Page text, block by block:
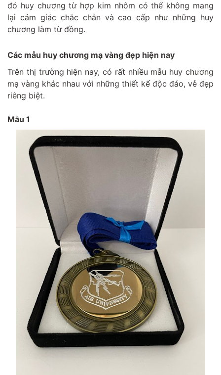
đó huy chương từ hợp kim nhôm có thể không mang
lại cảm giác chắc chắn và cao cấp như những huy
chương làm từ đồng.
Các mẫu huy chương mạ vàng đẹp hiện nay
Trên thị trường hiện nay, có rất nhiều mẫu huy chương
mạ vàng khác nhau với những thiết kế độc đáo, vẻ đẹp
riêng biệt.
Mẫu 1